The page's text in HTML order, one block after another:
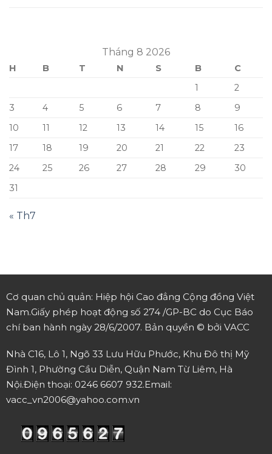
Tháng 8 2026
H B T N S B
C
1
2
3
4 5 6 7 8
9
10
11 12 13 14 15
16
17
18 19 20 21 22
23
24
25 26 27 28 29
30
31
« Th7
Cơ quan chủ quản: Hiệp hội Cao đẳng Cộng đồng Việt
Nam.Giấy phép hoạt động số 274 /GP-BC do Cục Báo
chí ban hành ngày 28/6/2007. Bản quyền © bởi VACC
Nhà C16, Lô 1, Ngõ 33 Lưu Hữu Phước, Khu Đô thị Mỹ
Đình 1, Phường Cầu Diễn, Quận Nam Từ Liêm, Hà
Nội.Điện thoại: 0246 6607 932.Email:
vacc_vn2006@yahoo.com.vn